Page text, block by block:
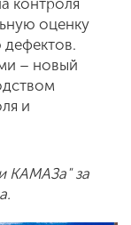
контроля
оценку
– новый
и
КАМАЗа" за